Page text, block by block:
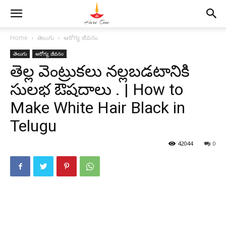
Home తెలుగు ఆరోగ్య జీవనం
తెలుగు ఆరోగ్య జీవనం
తెల్ల వెంట్రుకలు నల్లబడటానికి
సులభ ఔషదాలు . | How to
Make White Hair Black in
Telugu
0
42044